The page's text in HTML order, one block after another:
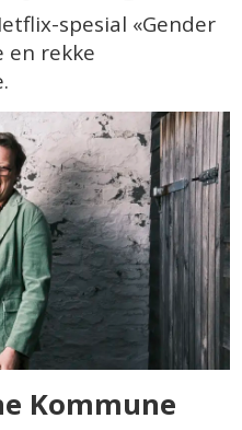
spesial «Gender
en rekke
Kommune